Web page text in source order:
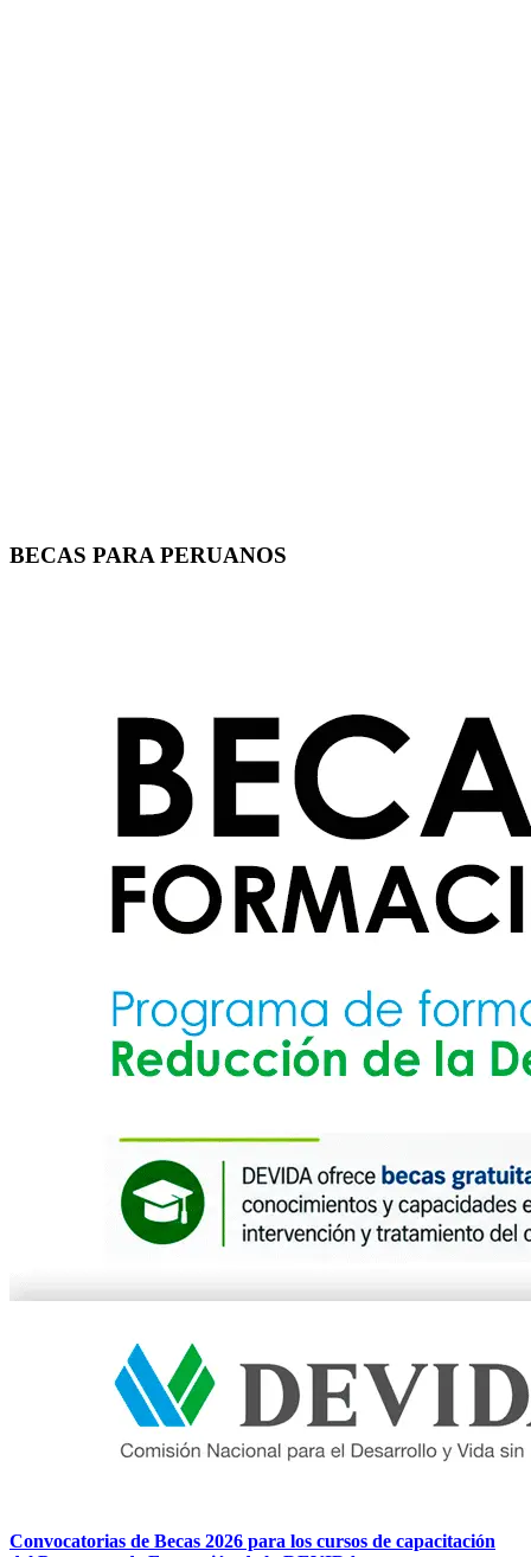
BECAS PARA PERUANOS
Convocatorias de Becas 2026 para los cursos de capacitación